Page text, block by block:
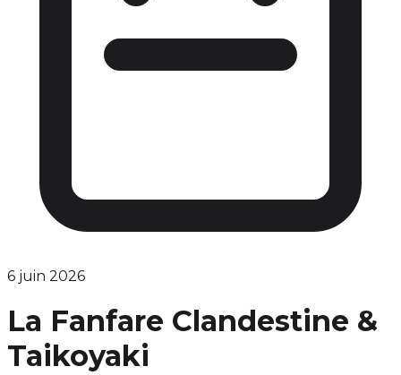
6 juin 2026
La Fanfare Clandestine &
Taikoyaki